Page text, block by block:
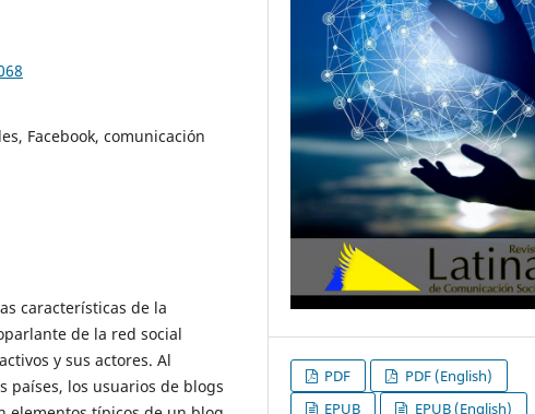
Facebook, comunicación
características de la
de la red social
y sus actores. Al
países, los usuarios de blogs
PDF
PDF (English)
EPUB
EPUB (English)